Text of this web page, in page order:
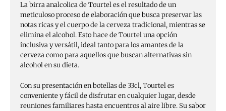
La birra analcolica de Tourtel es el resultado de un
meticuloso proceso de elaboración que busca preservar las
notas ricas y el cuerpo de la cerveza tradicional, mientras se
elimina el alcohol. Esto hace de Tourtel una opción
inclusiva y versátil, ideal tanto para los amantes de la
cerveza como para aquellos que buscan alternativas sin
alcohol en su dieta.
Con su presentación en botellas de 33cl, Tourtel es
conveniente y fácil de disfrutar en cualquier lugar, desde
reuniones familiares hasta encuentros al aire libre. Su sabor